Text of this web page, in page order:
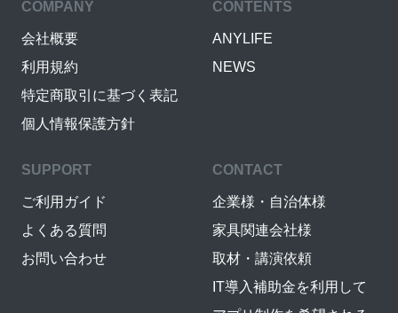
COMPANY
会社概要
利用規約
特定商取引に基づく表記
個人情報保護方針
CONTENTS
ANYLIFE
NEWS
SUPPORT
ご利用ガイド
よくある質問
お問い合わせ
CONTACT
企業様・自治体様
家具関連会社様
取材・講演依頼
IT導入補助金を利用して